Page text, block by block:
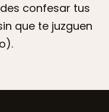
confesar tus
que te juzguen